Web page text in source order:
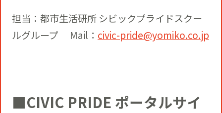
担当：都市生活研所 シビックプライドスクー
ルグループ Mail： civic-pride@yomiko.co.jp
■CIVIC PRIDE ポータルサイ